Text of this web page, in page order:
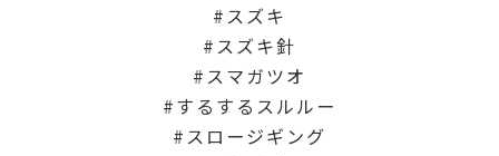
スズキ
スズキ針
スマガツオ
するするスルルー
スロージギング